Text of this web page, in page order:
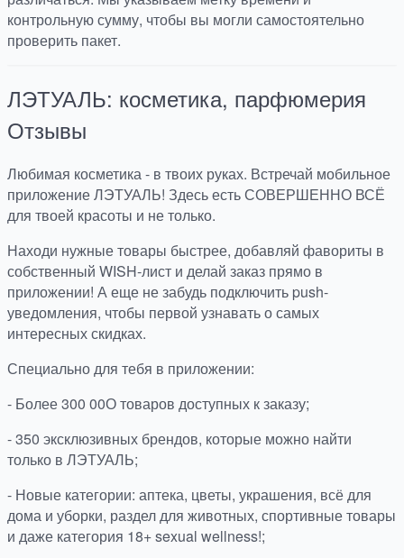
контрольную сумму, чтобы вы могли самостоятельно
проверить пакет.
ЛЭТУАЛЬ: косметика, парфюмерия
Отзывы
Любимая косметика - в твоих руках. Встречай мобильное
приложение ЛЭТУАЛЬ! Здесь есть СОВЕРШЕННО ВСЁ
для твоей красоты и не только.
Находи нужные товары быстрее, добавляй фавориты в
собственный WISH-лист и делай заказ прямо в
приложении! А еще не забудь подключить push-
уведомления, чтобы первой узнавать о самых
интересных скидках.
Специально для тебя в приложении:
- Более 300 00О товаров доступных к заказу;
- 350 эксклюзивных брендов, которые можно найти
только в ЛЭТУАЛЬ;
- Новые категории: аптека, цветы, украшения, всё для
дома и уборки, раздел для животных, спортивные товары
и даже категория 18+ sexual wellness!;